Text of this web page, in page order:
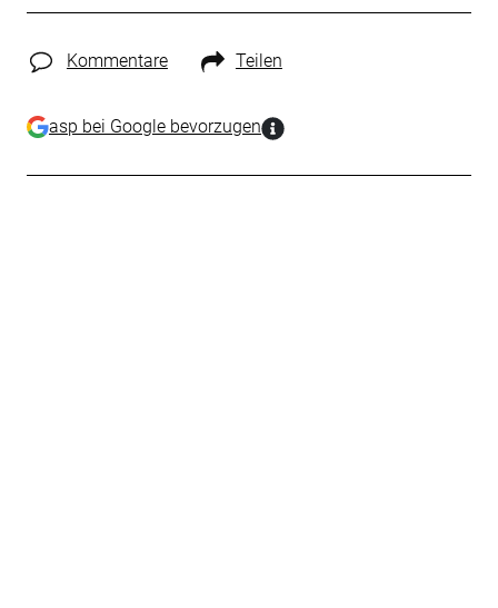
Kommentare Teilen
asp bei Google bevorzugen